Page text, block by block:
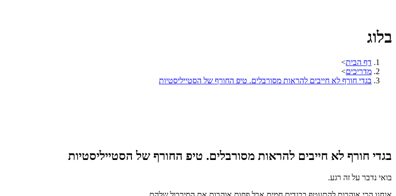
בלוג
דף הבית>
מדריכים>
בגדי חורף לא חייבים להראות מסורבלים. טיפ החורף של הסטייליסטיות
בגדי חורף לא חייבים להראות מסורבלים. טיפ החורף של הסטייליסטיות
בואי נדבר על זה רגע.